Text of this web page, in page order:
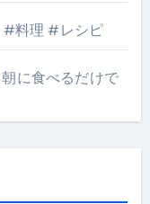
#料理 #レシピ
に食べるだけで